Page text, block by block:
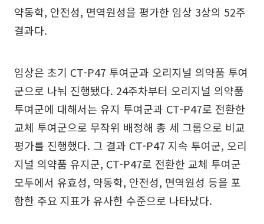
약동학, 안전성, 면역원성을 평가한 임상 3상의 52주
결과다.
임상은 초기 CT-P47 투여군과 오리지널 의약품 투여
군으로 나눠 진행됐다. 24주차부터 오리지널 의약품
투여군에 대해서는 유지 투여군과 CT-P47로 전환한
교체 투여군으로 무작위 배정해 총 세 그룹으로 비교
평가를 진행했다. 그 결과 CT-P47 지속 투여군, 오리
지널 의약품 유지군, CT-P47로 전환한 교체 투여군
모두에서 유효성, 약동학, 안전성, 면역원성 등을 포
함한 주요 지표가 유사한 수준으로 나타났다.